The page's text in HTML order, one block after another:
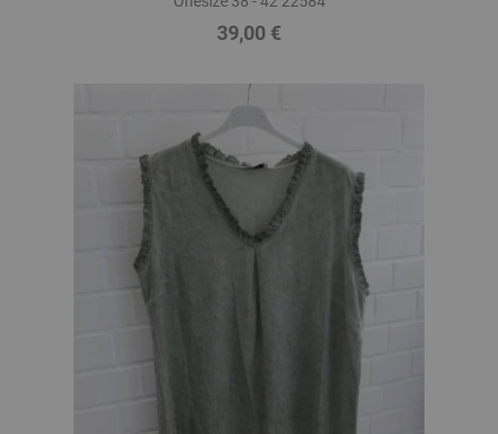
Preis
39,00 €